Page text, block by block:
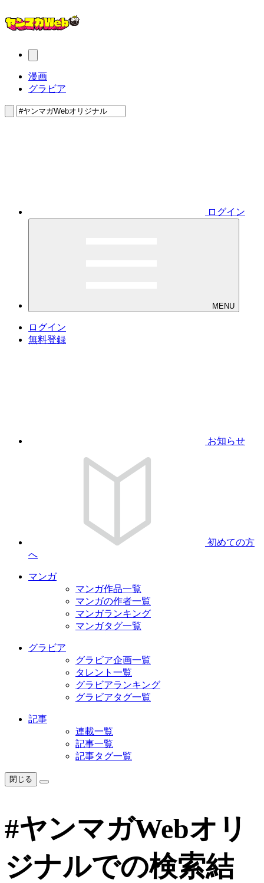
漫画
グラビア
ログイン
MENU
ログイン
無料登録
お知らせ
初めての方
へ
マンガ
マンガ作品一覧
マンガの作者一覧
マンガランキング
マンガタグ一覧
グラビア
グラビア企画一覧
タレント一覧
グラビアランキング
グラビアタグ一覧
記事
連載一覧
記事一覧
記事タグ一覧
閉じる
#ヤンマガWebオリ
ジナルでの検索結